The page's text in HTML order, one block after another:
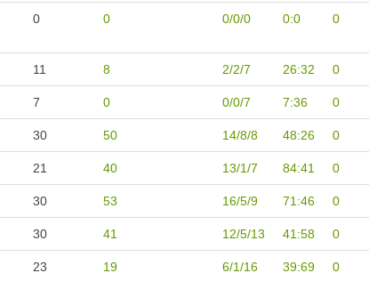
0 0 0/0/0 0:0 0
11 8 2/2/7 26:32 0
7 0 0/0/7 7:36 0
30 50 14/8/8 48:26 0
21 40 13/1/7 84:41 0
30 53 16/5/9 71:46 0
30 41 12/5/13 41:58 0
23 19 6/1/16 39:69 0